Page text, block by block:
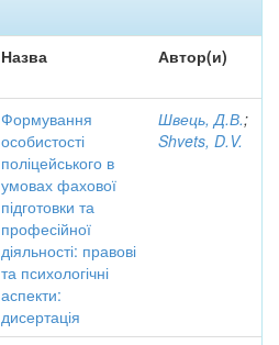
Назва Автор(и)
Формування
особистості
поліцейського в
умовах фахової
підготовки та
професійної
діяльності: правові
та психологічні
аспекти:
дисертація
Швець, Д.В.;
Shvets, D.V.